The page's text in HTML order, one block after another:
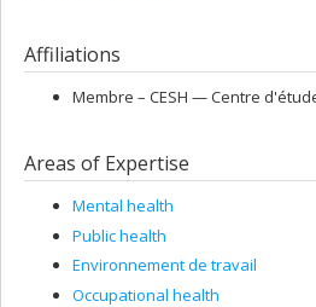
Affiliations
Membre – CESH — Centre
Areas of Expertise
Mental health
Public health
Environnement de travail
Occupational health